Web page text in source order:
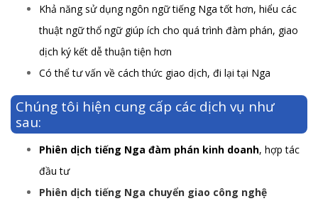
Khả năng sử dụng ngôn ngữ tiếng Nga tốt hơn, hiểu các
thuật ngữ thổ ngữ giúp ích cho quá trình đàm phán, giao
dịch ký kết dễ thuận tiện hơn
Có thể tư vấn về cách thức giao dịch, đi lại tại Nga
Chúng tôi hiện cung cấp các dịch vụ như
sau:
Phiên dịch tiếng Nga đàm phán kinh doanh, hợp tác
đầu tư
Phiên dịch tiếng Nga chuyển giao công nghệ